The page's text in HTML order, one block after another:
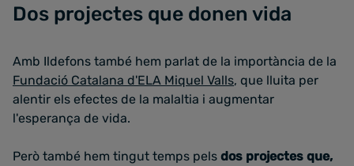
Dos projectes que donen vida
Amb Ildefons també hem parlat de la importància de la
Fundació Catalana d'ELA Miquel Valls, que lluita per
alentir els efectes de la malaltia i augmentar
l'esperança de vida.
Però també hem tingut temps pels dos projectes que,